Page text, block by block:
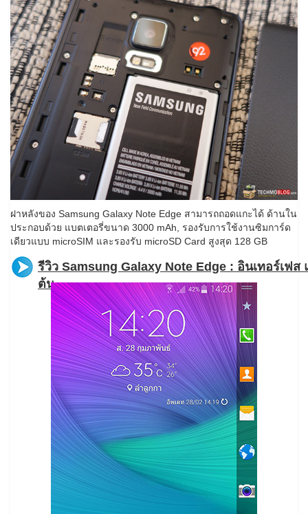
ฝาหลังของ Samsung Galaxy Note Edge สามารถถอดแกะได้ ด้านใน
ประกอบด้วย แบตเตอรี่ขนาด 3000 mAh, รองรับการใช้งานซิมการ์ด
เดียวแบบ microSIM และรองรับ microSD Card สูงสุด 128 GB
รีวิว Samsung Galaxy Note Edge : อินเทอร์เฟส
ต้น